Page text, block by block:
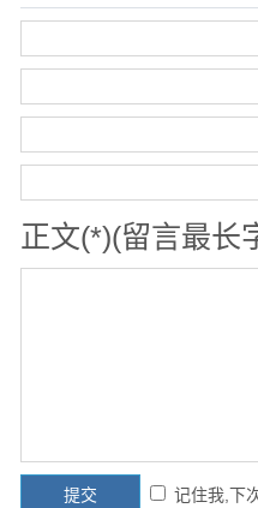
正文(*)(留言最长
记住我,下